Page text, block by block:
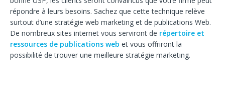
répondre à leurs besoins. Sachez que cette technique relève
surtout d’une stratégie web marketing et de publications Web.
De nombreux sites internet vous serviront de répertoire et
ressources de publications web et vous offriront la
possibilité de trouver une meilleure stratégie marketing.